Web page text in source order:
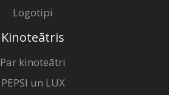
Logotipi
Kinoteātris
Par kinoteātri
PEPSI un LUX